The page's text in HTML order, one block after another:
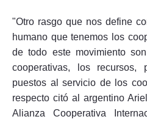
"Otro rasgo que nos define
humano que tenemos los
de todo este movimiento
cooperativas, los recursos,
puestos al servicio de los
respecto citó al argentino
Alianza Cooperativa